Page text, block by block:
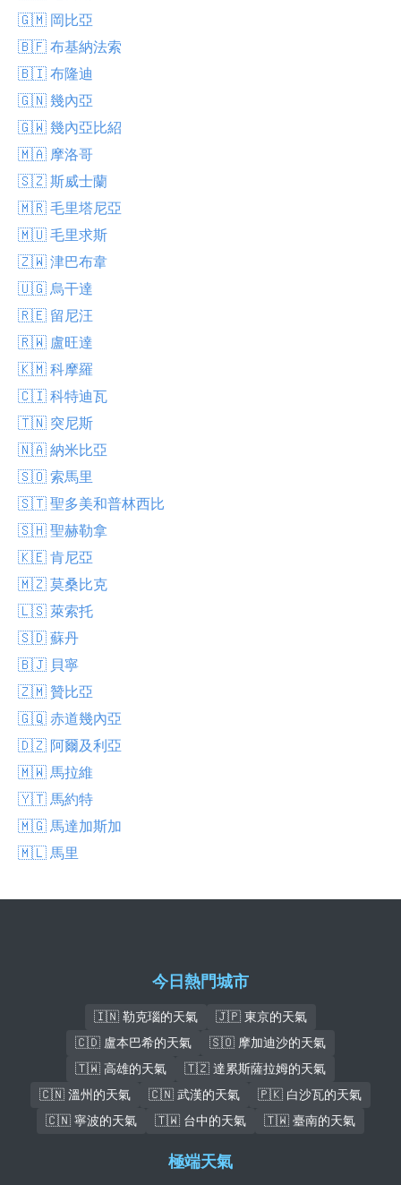
🇬🇲 岡比亞
🇧🇫 布基納法索
🇧🇮 布隆迪
🇬🇳 幾內亞
🇬🇼 幾內亞比紹
🇲🇦 摩洛哥
🇸🇿 斯威士蘭
🇲🇷 毛里塔尼亞
🇲🇺 毛里求斯
🇿🇼 津巴布韋
🇺🇬 烏干達
🇷🇪 留尼汪
🇷🇼 盧旺達
🇰🇲 科摩羅
🇨🇮 科特迪瓦
🇹🇳 突尼斯
🇳🇦 納米比亞
🇸🇴 索馬里
🇸🇹 聖多美和普林西比
🇸🇭 聖赫勒拿
🇰🇪 肯尼亞
🇲🇿 莫桑比克
🇱🇸 萊索托
🇸🇩 蘇丹
🇧🇯 貝寧
🇿🇲 贊比亞
🇬🇶 赤道幾內亞
🇩🇿 阿爾及利亞
🇲🇼 馬拉維
🇾🇹 馬約特
🇲🇬 馬達加斯加
🇲🇱 馬里
今日熱門城市
🇮🇳 勒克瑙的天氣
🇯🇵 東京的天氣
🇨🇩 盧本巴希的天氣
🇸🇴 摩加迪沙的天氣
🇹🇼 高雄的天氣
🇹🇿 達累斯薩拉姆的天氣
🇨🇳 溫州的天氣
🇨🇳 武漢的天氣
🇵🇰 白沙瓦的天氣
🇨🇳 寧波的天氣
🇹🇼 台中的天氣 🇹🇼 臺南的天氣
極端天氣